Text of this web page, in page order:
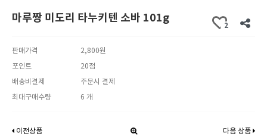
마루짱 미도리 타누키텐 소바 101g
2
판매가격
2,800원
포인트
20점
배송비결제
주문시 결제
최대구매수량
6 개
이전상품 다음 상품